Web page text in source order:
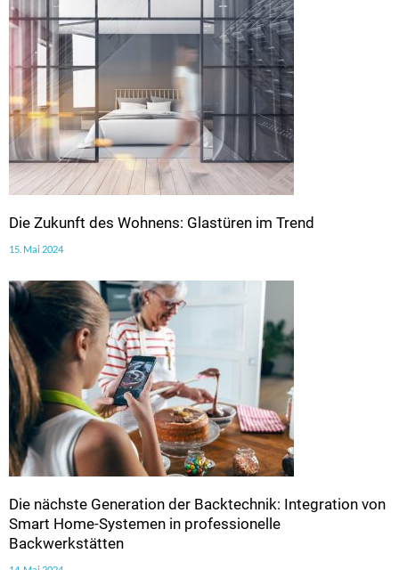
Die Zukunft des Wohnens: Glastüren im Trend
15. Mai 2024
Die nächste Generation der Backtechnik: Integration von
Smart Home-Systemen in professionelle
Backwerkstätten